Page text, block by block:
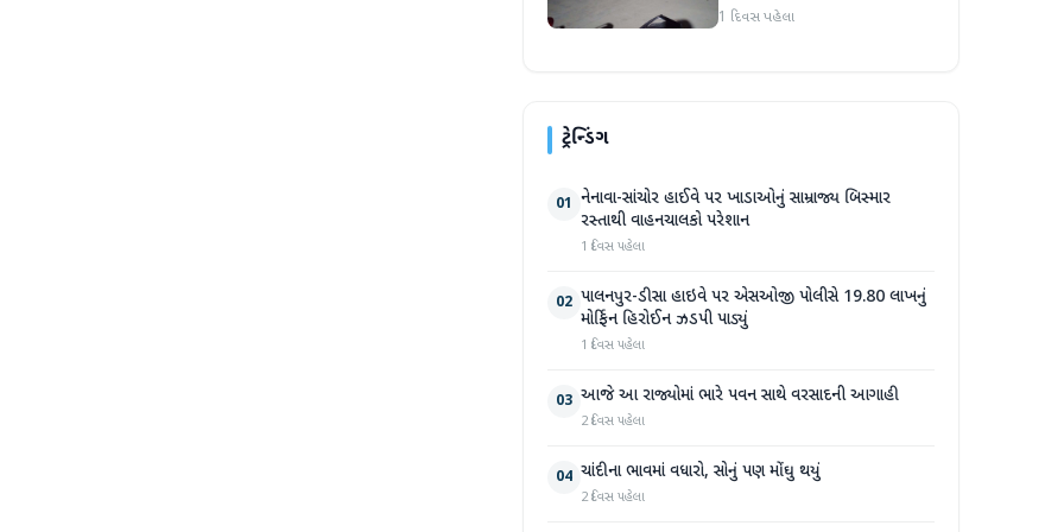
હુમલો: બે ઈજાગ્રસ્ત, આરોપી
1 દિવસ પહેલા
ટ્રેન્ડિંગ
01 નેનાવા-સાંચોર હાઈવે પર ખાડાઓનું સામ્રાજ્ય બિસ્માર
રસ્તાથી વાહનચાલકો પરેશાન
1 દિવસ પહેલા
02 પાલનપુર-ડીસા હાઇવે પર એસઓજી પોલીસે 19.80 લાખનું
મોર્ફિન હિરોઈન ઝડપી પાડ્યું
1 દિવસ પહેલા
03 આજે આ રાજ્યોમાં ભારે પવન સાથે વરસાદની આગાહી
2 દિવસ પહેલા
04 ચાંદીના ભાવમાં વધારો, સોનું પણ મોંઘુ થયું
2 દિવસ પહેલા